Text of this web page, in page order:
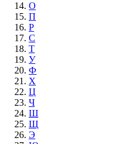
О
П
Р
С
Т
У
Ф
Х
Ц
Ч
Ш
Щ
Э